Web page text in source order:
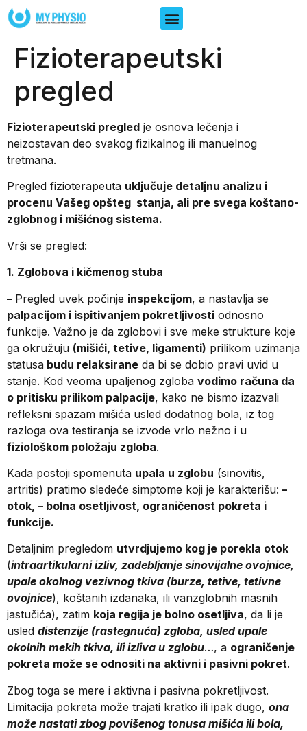
Fizioterapeutski
pregled
Fizioterapeutski pregled je osnova lečenja i
neizostavan deo svakog fizikalnog ili manuelnog
tretmana.
Pregled fizioterapeuta uključuje detaljnu analizu i
procenu Vašeg opšteg stanja, ali pre svega koštano-
zglobnog i mišićnog sistema.
Vrši se pregled:
1. Zglobova i kičmenog stuba
– Pregled uvek počinje inspekcijom, a nastavlja se
palpacijom i ispitivanjem pokretljivosti odnosno
funkcije. Važno je da zglobovi i sve meke strukture koje
ga okružuju (mišići, tetive, ligamenti) prilikom uzimanja
statusa budu relaksirane da bi se dobio pravi uvid u
stanje. Kod veoma upaljenog zgloba vodimo računa da
o pritisku prilikom palpacije, kako ne bismo izazvali
refleksni spazam mišića usled dodatnog bola, iz tog
razloga ova testiranja se izvode vrlo nežno i u
fiziološkom položaju zgloba.
Kada postoji spomenuta upala u zglobu (sinovitis,
artritis) pratimo sledeće simptome koji je karakterišu: –
otok, – bolna osetljivost, ograničenost pokreta i
funkcije.
Detaljnim pregledom utvrdjujemo kog je porekla otok
(intraartikularni izliv, zadebljanje sinovijalne ovojnice,
upale okolnog vezivnog tkiva (burze, tetive, tetivne
ovojnice), koštanih izdanaka, ili vanzglobnih masnih
jastučića), zatim koja regija je bolno osetljiva, da li je
usled distenzije (rastegnuća) zgloba, usled upale
okolnih mekih tkiva, ili izliva u zglobu…, a ograničenje
pokreta može se odnositi na aktivni i pasivni pokret.
Zbog toga se mere i aktivna i pasivna pokretljivost.
Limitacija pokreta može trajati kratko ili ipak dugo, ona
može nastati zbog povišenog tonusa mišića ili bola,